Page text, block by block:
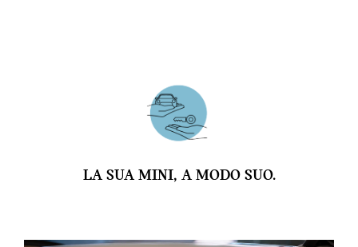
LA SUA MINI, A MODO SUO.